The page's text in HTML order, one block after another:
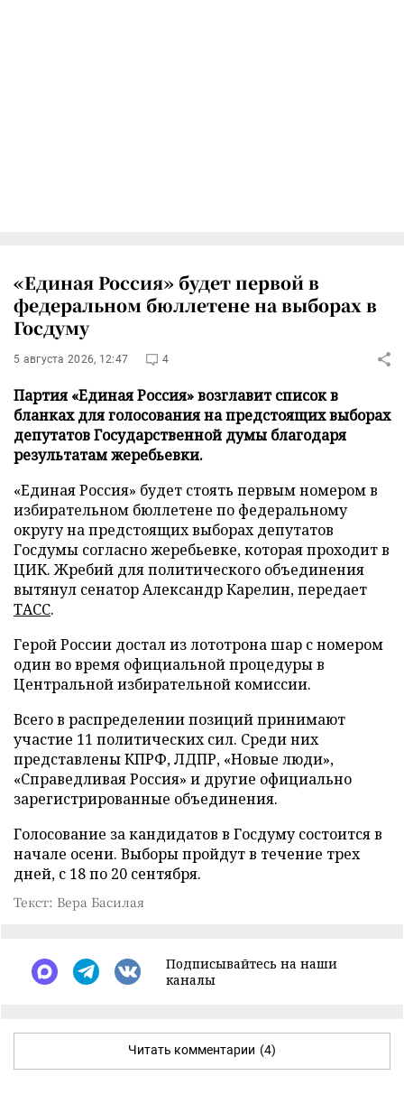
«Единая Россия» будет первой в
федеральном бюллетене на выборах в
Госдуму
5 августа 2026, 12:47 4
Партия «Единая Россия» возглавит список в
бланках для голосования на предстоящих выборах
депутатов Государственной думы благодаря
результатам жеребьевки.
«Единая Россия» будет стоять первым номером в
избирательном бюллетене по федеральному
округу на предстоящих выборах депутатов
Госдумы согласно жеребьевке, которая проходит в
ЦИК. Жребий для политического объединения
вытянул сенатор Александр Карелин, передает
ТАСС.
Герой России достал из лототрона шар с номером
один во время официальной процедуры в
Центральной избирательной комиссии.
Всего в распределении позиций принимают
участие 11 политических сил. Среди них
представлены КПРФ, ЛДПР, «Новые люди»,
«Справедливая Россия» и другие официально
зарегистрированные объединения.
Голосование за кандидатов в Госдуму состоится в
начале осени. Выборы пройдут в течение трех
дней, с 18 по 20 сентября.
Текст: Вера Басилая
Подписывайтесь на наши
каналы
Читать комментарии (4)